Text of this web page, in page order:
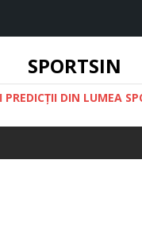
SPORTSIN
PREDICŢII DIN LUMEA